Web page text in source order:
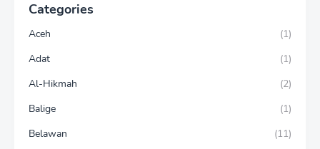
Categories
Aceh
(1)
Adat
(1)
Al-Hikmah
(2)
Balige
(1)
Belawan
(11)